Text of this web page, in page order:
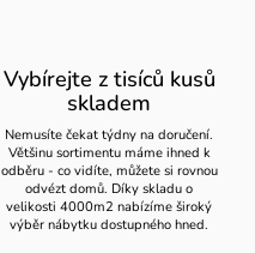
Vybírejte z tisíců kusů
skladem
Nemusíte čekat týdny na doručení.
Většinu sortimentu máme ihned k
odběru - co vidíte, můžete si rovnou
odvézt domů. Díky skladu o
velikosti 4000m2 nabízíme široký
výběr nábytku dostupného hned.